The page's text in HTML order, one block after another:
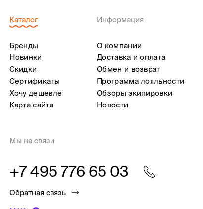
Каталог
Бренды
Новинки
Скидки
Сертификаты
Хочу дешевле
Карта сайта
Информация
О компании
Доставка и оплата
Обмен и возврат
Программа лояльности
Обзоры экипировки
Новости
Мы на связи
+7 495 776 65 03
Обратная связь